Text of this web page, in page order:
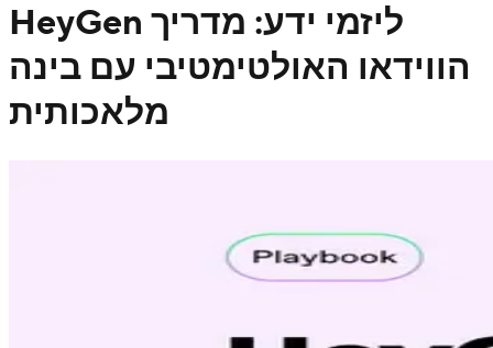
HeyGen ליזמי ידע: מדריך
הווידאו האולטימטיבי עם בינה
מלאכותית